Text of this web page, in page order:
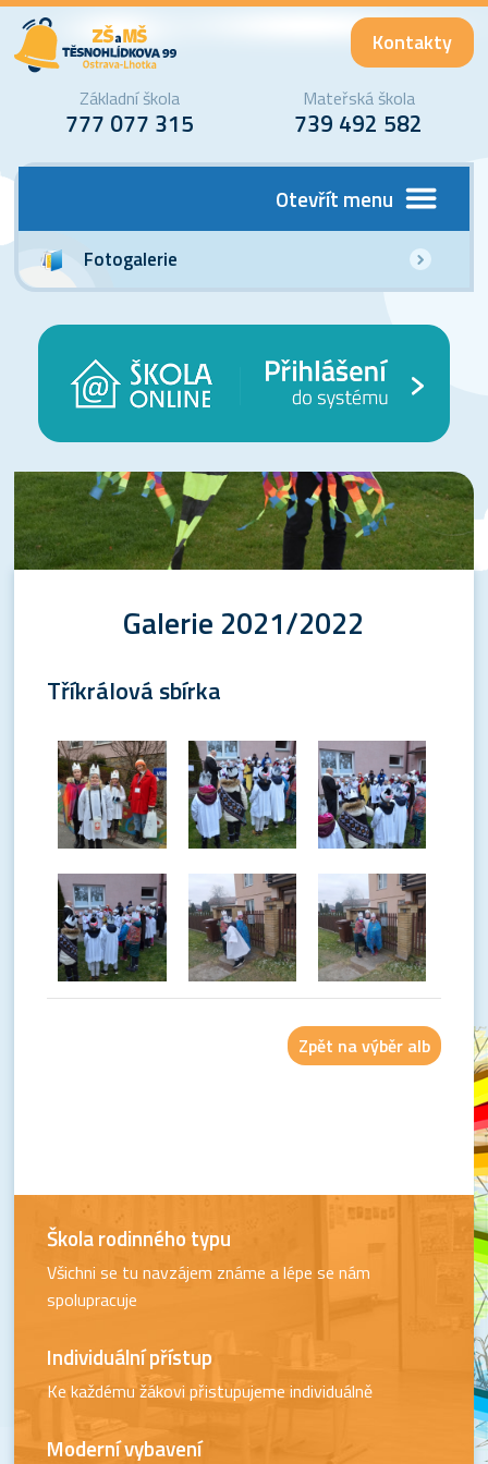
Kontakty
Základní škola
777 077 315
Mateřská škola
739 492 582
Otevřít menu
Fotogalerie
Galerie 2021/2022
Tříkrálová sbírka
Zpět na výběr alb
Škola rodinného typu
Všichni se tu navzájem známe a lépe se nám
spolupracuje
Individuální přístup
Ke každému žákovi přistupujeme individuálně
Moderní vybavení